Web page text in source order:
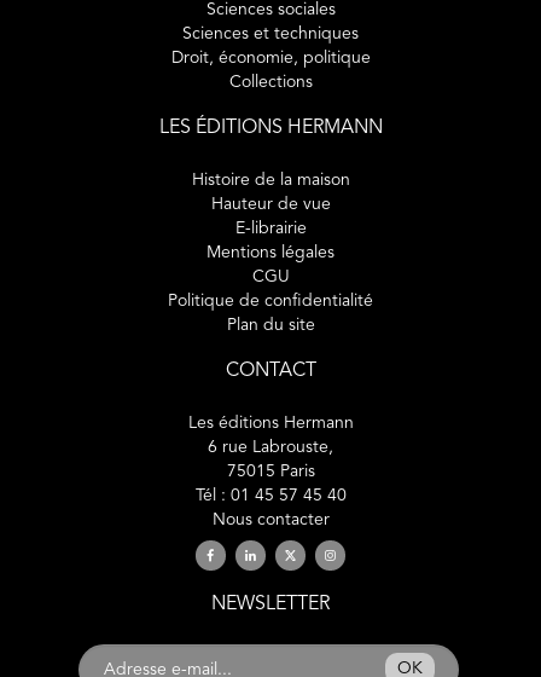
Sciences sociales
Sciences et techniques
Droit, économie, politique
Collections
LES ÉDITIONS HERMANN
Histoire de la maison
Hauteur de vue
E-librairie
Mentions légales
CGU
Politique de confidentialité
Plan du site
CONTACT
Les éditions Hermann
6 rue Labrouste,
75015 Paris
Tél : 01 45 57 45 40
Nous contacter
NEWSLETTER
OK